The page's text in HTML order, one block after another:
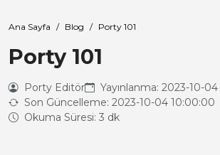
Ana Sayfa Blog Porty 101
Porty 101
Porty Editör
Yayınlanma: 2023-10-
Son Güncelleme: 2023-10-04 10:00:00
Okuma Süresi: 3 dk